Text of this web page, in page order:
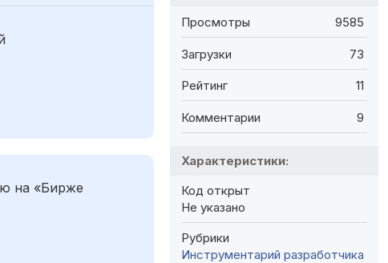
на «Бирже
Просмотры 9585
Загрузки 73
Рейтинг 11
Комментарии 9
Характеристики:
Код открыт
Не указано
Рубрики
Инструментарий разработчика